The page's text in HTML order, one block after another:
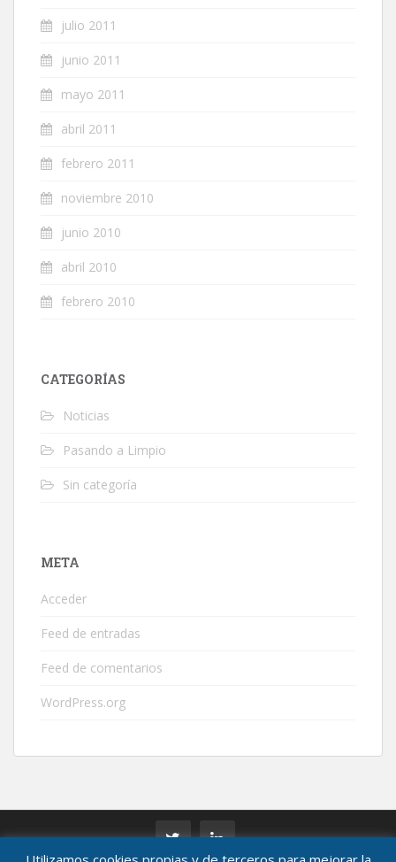
julio 2011
junio 2011
mayo 2011
abril 2011
febrero 2011
noviembre 2010
junio 2010
abril 2010
febrero 2010
CATEGORÍAS
Noticias
Pasando a Limpio
Sin categoría
META
Acceder
Feed de entradas
Feed de comentarios
WordPress.org